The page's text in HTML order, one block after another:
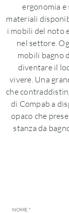
ergonomia e
materiali
i mobili del noto
nel settore.
mobili bagno
diventare il
vivere. Una
che
di Compab a
opaco che
stanza da